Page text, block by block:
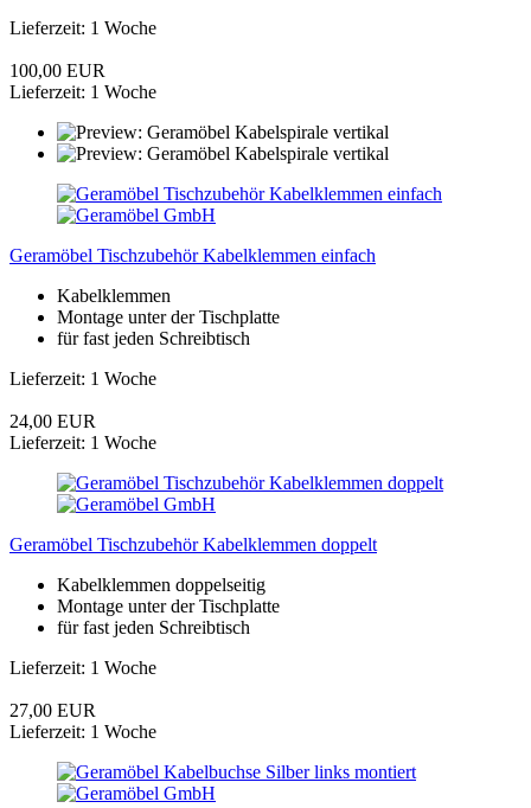
Lieferzeit: 1 Woche
100,00 EUR
Lieferzeit: 1 Woche
Geramöbel Tischzubehör Kabelklemmen einfach
Kabelklemmen
Montage unter der Tischplatte
für fast jeden Schreibtisch
Lieferzeit: 1 Woche
24,00 EUR
Lieferzeit: 1 Woche
Geramöbel Tischzubehör Kabelklemmen doppelt
Kabelklemmen doppelseitig
Montage unter der Tischplatte
für fast jeden Schreibtisch
Lieferzeit: 1 Woche
27,00 EUR
Lieferzeit: 1 Woche